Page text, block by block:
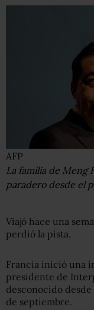
AFP
La familia de Meng
paradero desde el
Viajó hace una
perdió la pista.
Francia inició una
presidente de
desconocido desde
de septiembre.